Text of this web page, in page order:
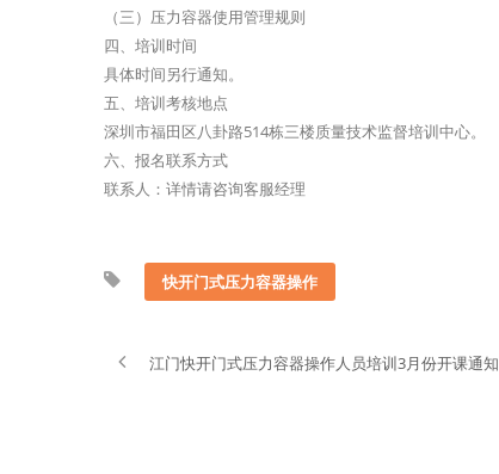
（三）压力容器使用管理规则
四、培训时间
具体时间另行通知。
五、培训考核地点
深圳市福田区八卦路514栋三楼质量技术监督培训中心。
六、报名联系方式
联系人：详情请咨询客服经理
快开门式压力容器操作
江门快开门式压力容器操作人员培训3月份开课通知